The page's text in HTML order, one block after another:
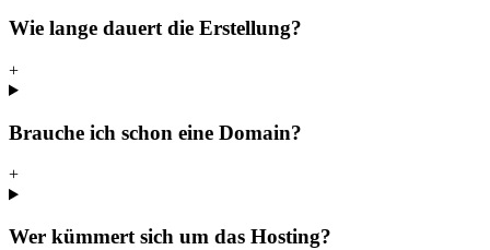
Wie lange dauert die Erstellung?
+
Brauche ich schon eine Domain?
+
Wer kümmert sich um das Hosting?